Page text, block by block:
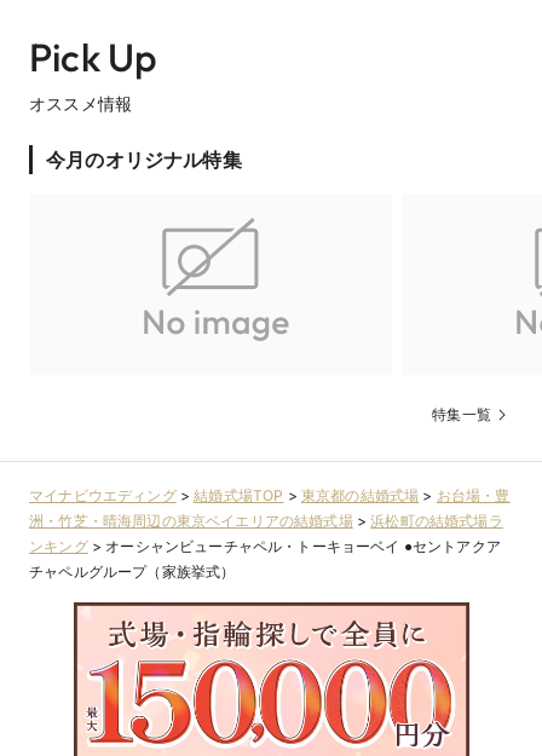
Pick Up
オススメ情報
今月のオリジナル特集
特集一覧
マイナビウエディング>結婚式場TOP > 東京都の結婚式場 > お台場・豊
洲・竹芝・晴海周辺の東京ベイエリアの結婚式場>浜松町の結婚式場ラ
ンキング> オーシャンビューチャペル・トーキョーベイ ●セントアクア
チャペルグループ（家族挙式）